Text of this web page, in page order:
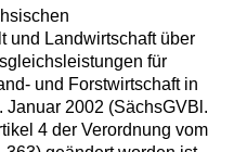
und Landwirtschaft über
für
und Forstwirtschaft in
Januar 2002 (SächsGVBl.
4 der Verordnung vom